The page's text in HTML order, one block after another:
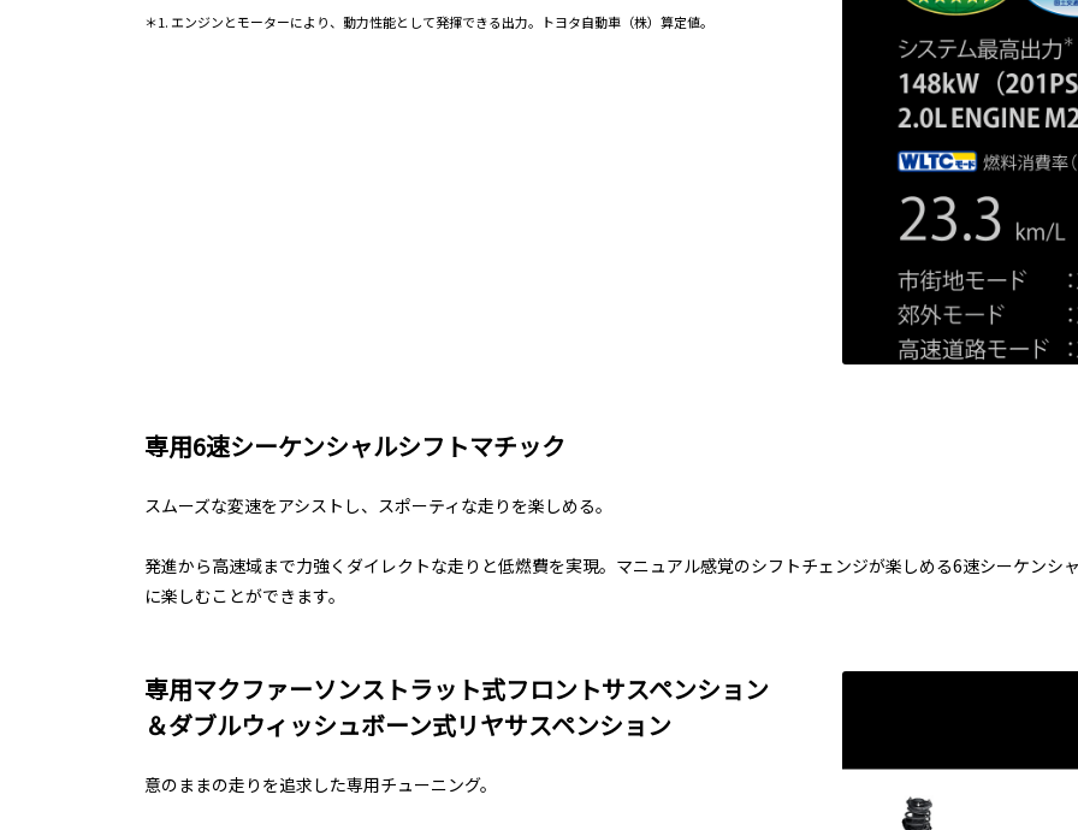
＊1. エンジンとモーターにより、動力性能として発揮できる出力。トヨタ自動車（株）算定値。
専用6速シーケンシャルシフトマチック
スムーズな変速をアシストし、スポーティな走りを楽しめる。
発進から高速域まで力強くダイレクトな走りと低燃費を実現。マニュアル感覚のシフトチェンジが楽しめる6速シーケンシ
に楽しむことができます。
専用マクファーソンストラット式フロントサスペンション
＆ダブルウィッシュボーン式リヤサスペンション
意のままの走りを追求した専用チューニング。